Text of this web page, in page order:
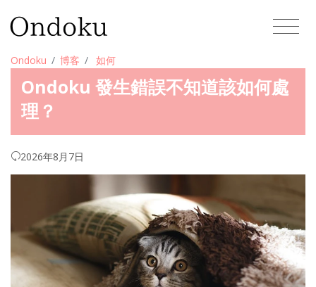
Ondoku 博客 如何
Ondoku 發生錯誤不知道該如何處
理？
2026年8月7日